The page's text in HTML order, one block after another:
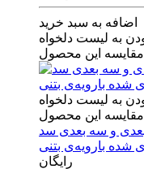
اضافه به سبد خرید
به لیست دلخواه
مقایسه این محصول
به لیست دلخواه
مقایسه این محصول
و‌ سه بعدی‌ سد
رایگان